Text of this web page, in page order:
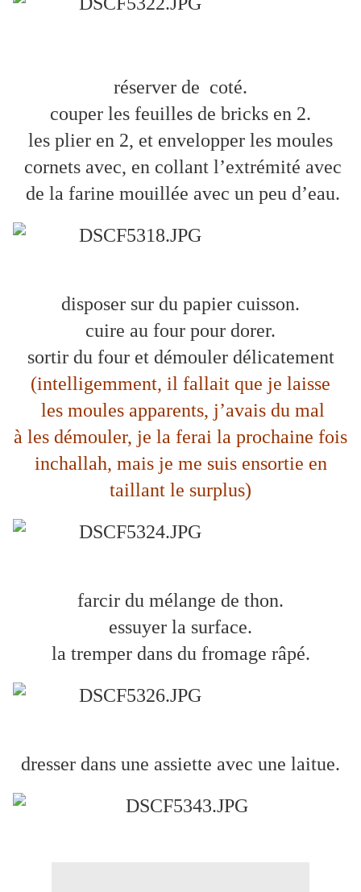
réserver de coté.
couper les feuilles de bricks en 2.
les plier en 2, et envelopper les moules
cornets avec, en collant l’extrémité avec
de la farine mouillée avec un peu d’eau.
disposer sur du papier cuisson.
cuire au four pour dorer.
sortir du four et démouler délicatement
(intelligemment, il fallait que je laisse
les moules apparents, j’avais du mal
à les démouler, je la ferai la prochaine fois
inchallah, mais je me suis ensortie en
taillant le surplus)
farcir du mélange de thon.
essuyer la surface.
la tremper dans du fromage râpé.
dresser dans une assiette avec une laitue.